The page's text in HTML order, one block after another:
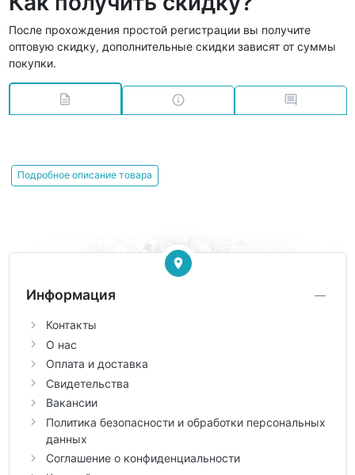
После прохождения простой регистрации вы получите
оптовую скидку, дополнительные скидки зависят от суммы
покупки.
Подробное описание товара
Информация
Контакты
О нас
Оплата и доставка
Свидетельства
Вакансии
Политика безопасности и обработки персональных
данных
Соглашение о конфиденциальности